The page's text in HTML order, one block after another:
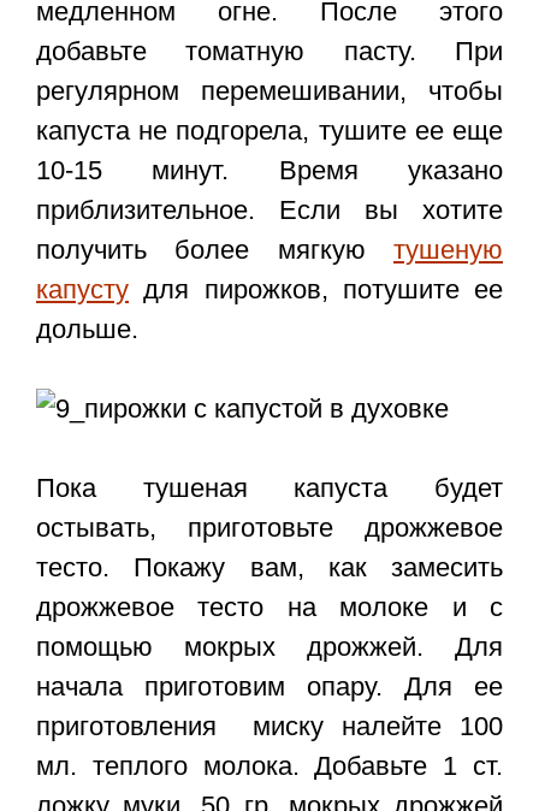
медленном огне. После этого
добавьте томатную пасту. При
регулярном перемешивании, чтобы
капуста не подгорела, тушите ее еще
10-15 минут. Время указано
приблизительное. Если вы хотите
получить более мягкую тушеную
капусту для пирожков, потушите ее
дольше.
Пока тушеная капуста будет
остывать, приготовьте дрожжевое
тесто. Покажу вам, как замесить
дрожжевое тесто на молоке и с
помощью мокрых дрожжей. Для
начала приготовим опару. Для ее
приготовления миску налейте 100
мл. теплого молока. Добавьте 1 ст.